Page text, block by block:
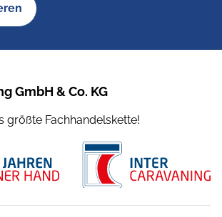
GmbH & Co. KG
größte Fachhandelskette!